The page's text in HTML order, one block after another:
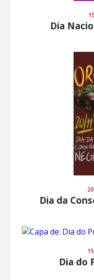
Dia
Dia da
Dia do